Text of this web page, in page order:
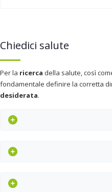
Chiedici salute
Per la ricerca della salute, così
fondamentale definire la corretta
desiderata.